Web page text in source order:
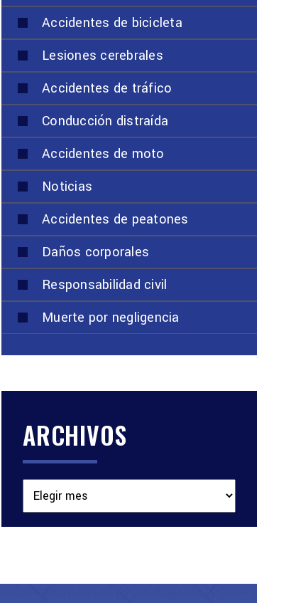
Accidentes de bicicleta
Lesiones cerebrales
Accidentes de tráfico
Conducción distraída
Accidentes de moto
Noticias
Accidentes de peatones
Daños corporales
Responsabilidad civil
Muerte por negligencia
ARCHIVOS